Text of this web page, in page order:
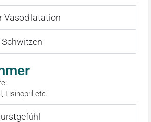
Vasodilatation
Lisinopril etc.